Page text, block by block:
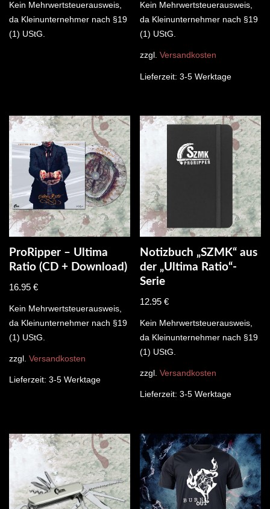
Kein Mehrwertsteuerausweis,
da Kleinunternehmer nach §19
(1) UStG.
Kein Mehrwertsteuerausweis,
da Kleinunternehmer nach §19
(1) UStG.
zzgl.Versandkosten
Lieferzeit:3-5 Werktage
ProRipper – Ultima
Ratio (CD + Download)
16.95 €
Kein Mehrwertsteuerausweis,
da Kleinunternehmer nach §19
(1) UStG.
zzgl. Versandkosten
Lieferzeit: 3-5 Werktage
Notizbuch „SZMK“ aus
der „Ultima Ratio“-
Serie
12.95€
Kein Mehrwertsteuerausweis,
da Kleinunternehmer nach §19
(1) UStG.
zzgl.Versandkosten
Lieferzeit:3-5 Werktage